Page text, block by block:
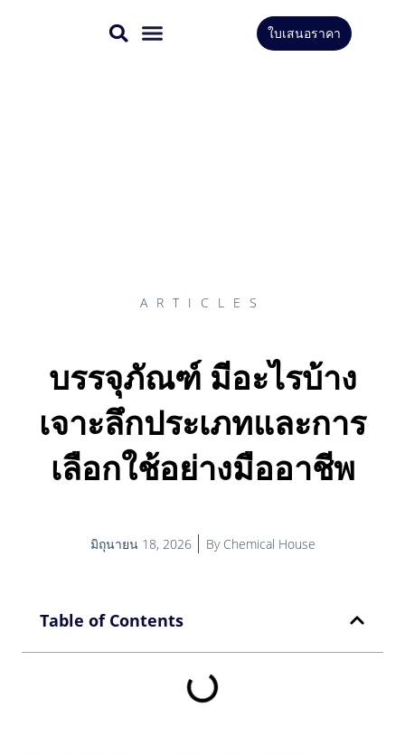
ใบเสนอราคา
ARTICLES
บรรจุภัณฑ์ มีอะไรบ้าง
เจาะลึกประเภทและการ
เลือกใช้อย่างมืออาชีพ
มิถุนายน 18, 2026 ByChemical House
Table of Contents